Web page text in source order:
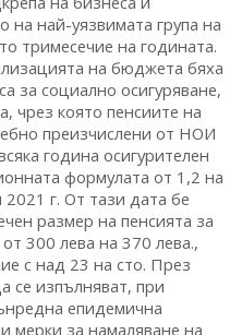
най-уязвимата група на
тримесечие на годината.
на бюджета бяха
за социално осигуряване,
чрез която пенсиите на
преизчислени от НОИ
година осигурителен
формулата от 1,2 на
г. От тази дата бе
размер на пенсията за
300 лева на 370 лева.,
с над 23 на сто. През
се изпълняват, при
епидемична
мерки за намаляване на